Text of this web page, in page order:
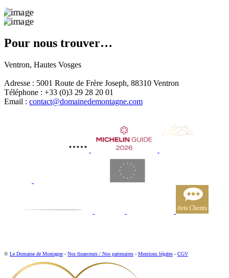
Pour nous trouver…
Ventron, Hautes Vosges
Adresse : 5001 Route de Frère Joseph, 88310 Ventron
Téléphone : +33 (0)3 29 28 20 01
Email : contact@domainedemontagne.com
© Le Domaine de Montagne - Nos financeurs / Nos partenaires - Mentions légales - CGV